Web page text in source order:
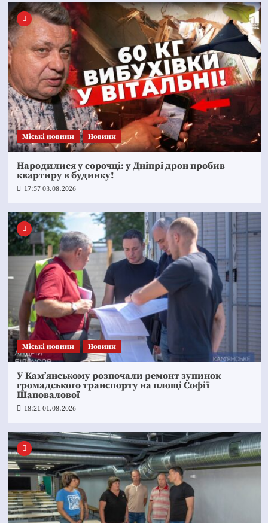
Mіські новини Новини
Народилися у сорочці: у Дніпрі дрон пробив
квартиру в будинку!
17:57 03.08.2026
Mіські новини Новини
У Кам’янському розпочали ремонт зупинок
громадського транспорту на площі Софії
Шаповалової
18:21 01.08.2026